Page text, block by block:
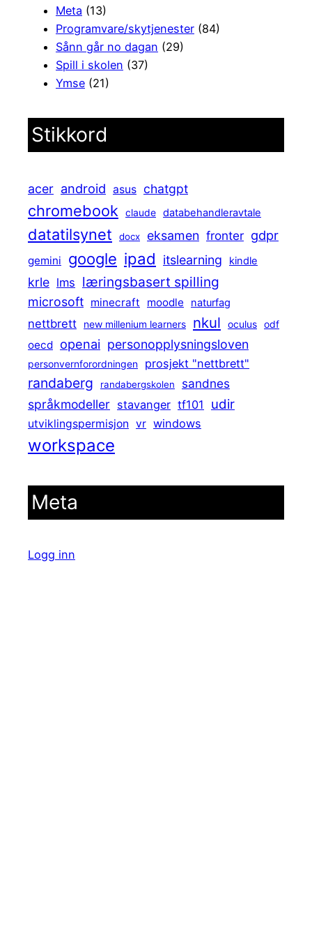
Meta (13)
Programvare/skytjenester (84)
Sånn går no dagan (29)
Spill i skolen (37)
Ymse (21)
Stikkord
acer android asus chatgpt
chromebook claude databehandleravtale
datatilsynet docx eksamen fronter gdpr
gemini google ipad itslearning kindle
krle lms læringsbasert spilling
microsoft minecraft moodle naturfag
nettbrett new millenium learners nkul oculus odf
oecd openai personopplysningsloven
personvernforordningen prosjekt "nettbrett"
randaberg randabergskolen
sandnes
språkmodeller stavanger tf101 udir
utviklingspermisjon vr windows
workspace
Meta
Logg inn